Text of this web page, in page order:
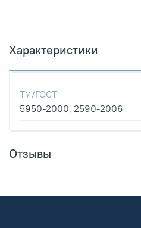
Характеристики
ТУ/ГОСТ
5950-2000, 2590-2006
Отзывы